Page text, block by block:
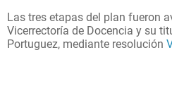
Las tres etapas del plan fueron
Vicerrectoría de Docencia y su
Portuguez, mediante resolución